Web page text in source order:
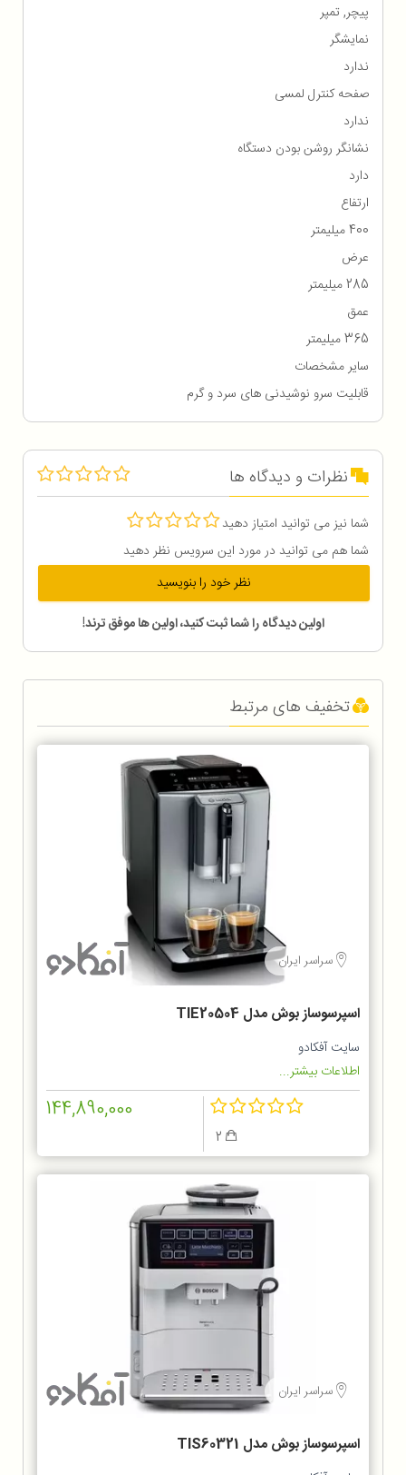
پیچر, تمپر
نمایشگر
ندارد
صفحه کنترل لمسی
ندارد
نشانگر روشن بودن دستگاه
دارد
ارتفاع
400 میلیمتر
عرض
285 میلیمتر
عمق
365 میلیمتر
سایر مشخصات
قابلیت سرو نوشیدنی های سرد و گرم
نظرات و دیدگاه ها
شما نیز می توانید امتیاز دهید
شما هم می توانید در مورد این سرویس نظر دهید
نظر خود را بنویسید
اولین دیدگاه را شما ثبت کنید، اولین ها موفق ترند!
تخفیف های مرتبط
سراسر ایران
اسپرسوساز بوش مدل TIE20504
سایت آفکادو
اطلاعات بیشتر...
144,890,000
سراسر ایران
اسپرسوساز بوش مدل TIS60321